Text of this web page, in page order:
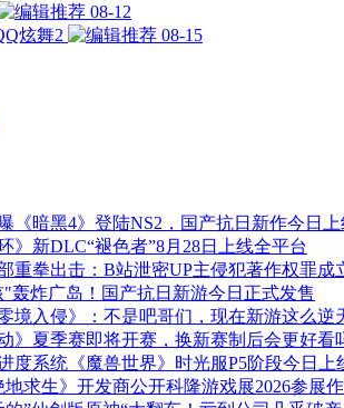
08-12
炫舞2
08-15
《暗黑4》登陆NS2，国产抗日新作今日上
》新DLC“褪色者”8月28日上线全平台
重拳出击：B站泄密UP主侵犯著作权罪成
轰炸广岛！国产抗日新游今日正式发售
境入侵》：不是吧哥们，现在新游这么逆
》夏季赛即将开赛，换新赛制后会更好看
度系统《魔兽世界》时光服P5阶段今日上
地求生》开发商公开科隆游戏展2026参展作